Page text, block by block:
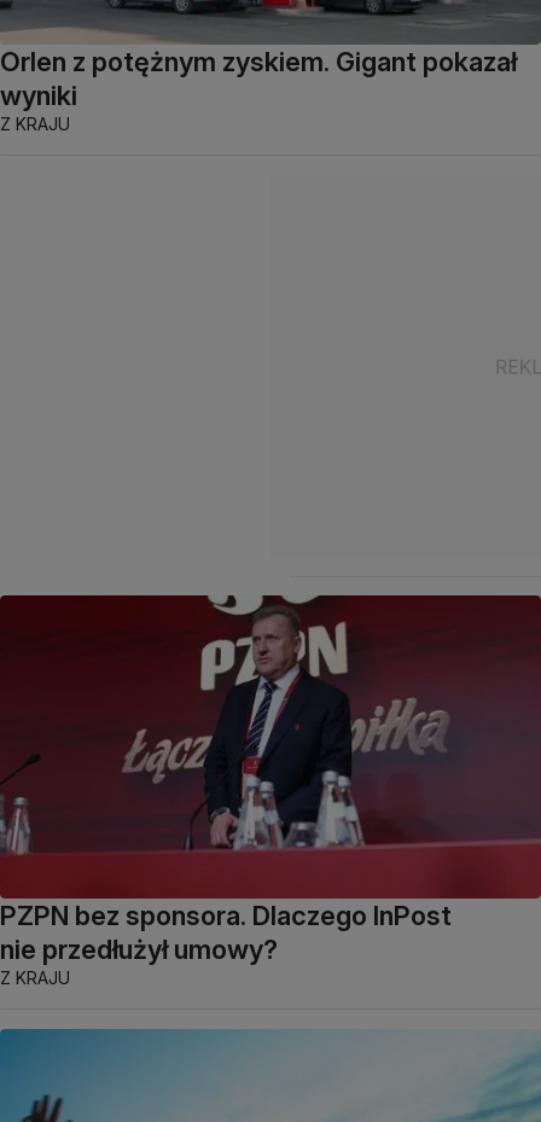
Orlen z potężnym zyskiem. Gigant pokazał
wyniki
Z KRAJU
PZPN bez sponsora. Dlaczego InPost
nie przedłużył umowy?
Z KRAJU